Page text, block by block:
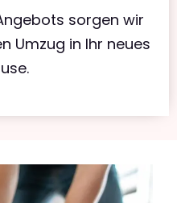
sorgen wir
Umzug in Ihr neues